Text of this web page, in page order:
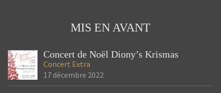
SAINT DENIS
MIS EN AVANT
Concert de Noël Diony’s Krismas
Concert Extra
17 décembre 2022